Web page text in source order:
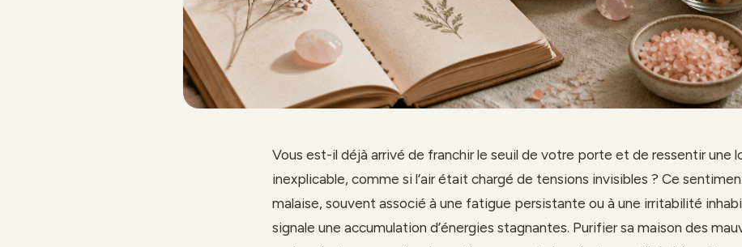
Vous est-il déjà arrivé de franchir le seuil de votre porte et de ressentir une
inexplicable, comme si l’air était chargé de tensions invisibles ? Ce
malaise, souvent associé à une fatigue persistante ou à une irritabilité
signale une accumulation d’énergies stagnantes. Purifier sa maison des